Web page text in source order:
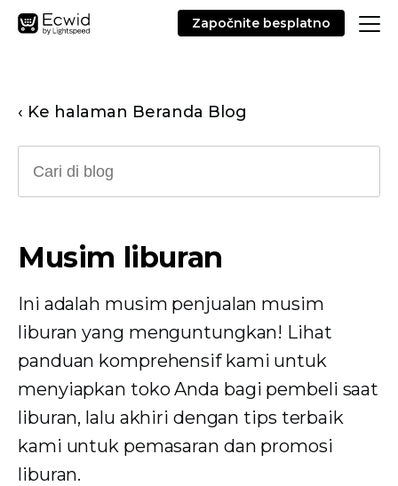
Započnite besplatno
‹ Ke halaman Beranda Blog
Musim liburan
Ini adalah musim penjualan musim
liburan yang menguntungkan! Lihat
panduan komprehensif kami untuk
menyiapkan toko Anda bagi pembeli saat
liburan, lalu akhiri dengan tips terbaik
kami untuk pemasaran dan promosi
liburan.